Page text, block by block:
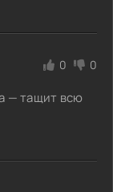
0 0
— тащит всю